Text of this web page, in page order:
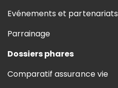
Evénements et partenariats
Parrainage
Dossiers phares
Comparatif assurance vie